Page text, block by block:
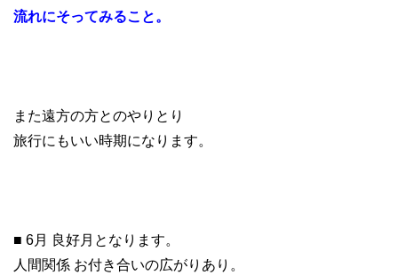
流れにそってみること。
また遠方の方とのやりとり
旅行にもいい時期になります。
■ 6月 良好月となります。
人間関係 お付き合いの広がりあり。